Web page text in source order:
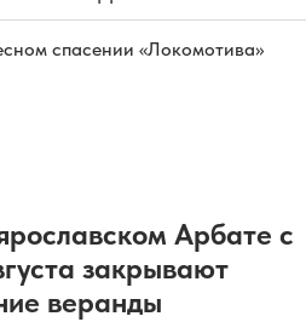
спасении «Локомотива»
Арбате с
закрывают
веранды